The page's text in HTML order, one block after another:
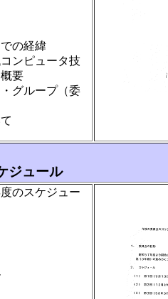
の経緯
コンピュータ技
要
グループ（委
ジュール
のスケジュー